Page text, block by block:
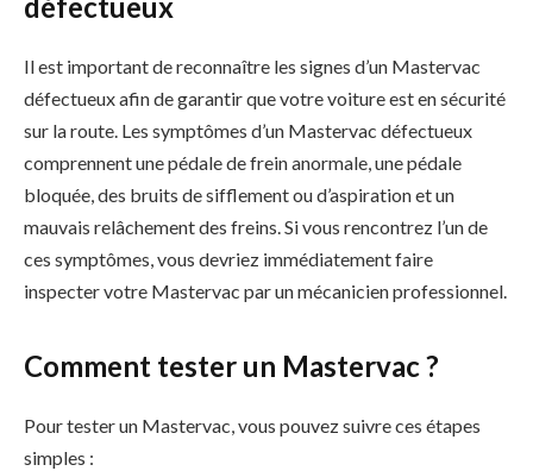
Il est important de reconnaître les signes d’un Mastervac
défectueux afin de garantir que votre voiture est en sécurité
sur la route. Les symptômes d’un Mastervac défectueux
comprennent une pédale de frein anormale, une pédale
bloquée, des bruits de sifflement ou d’aspiration et un
mauvais relâchement des freins. Si vous rencontrez l’un de
ces symptômes, vous devriez immédiatement faire
inspecter votre Mastervac par un mécanicien professionnel.
Comment tester un Mastervac ?
Pour tester un Mastervac, vous pouvez suivre ces étapes
simples :